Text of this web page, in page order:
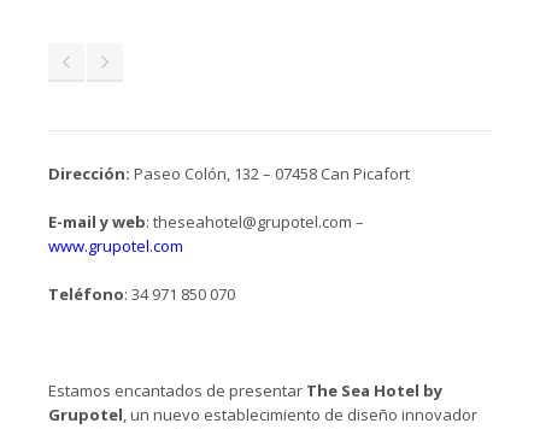
Dirección: Paseo Colón, 132 – 07458 Can Picafort
E-mail y web: theseahotel@grupotel.com –
www.grupotel.com
Teléfono: 34 971 850 070
Estamos encantados de presentar The Sea Hotel by
Grupotel, un nuevo establecimiento de diseño innovador